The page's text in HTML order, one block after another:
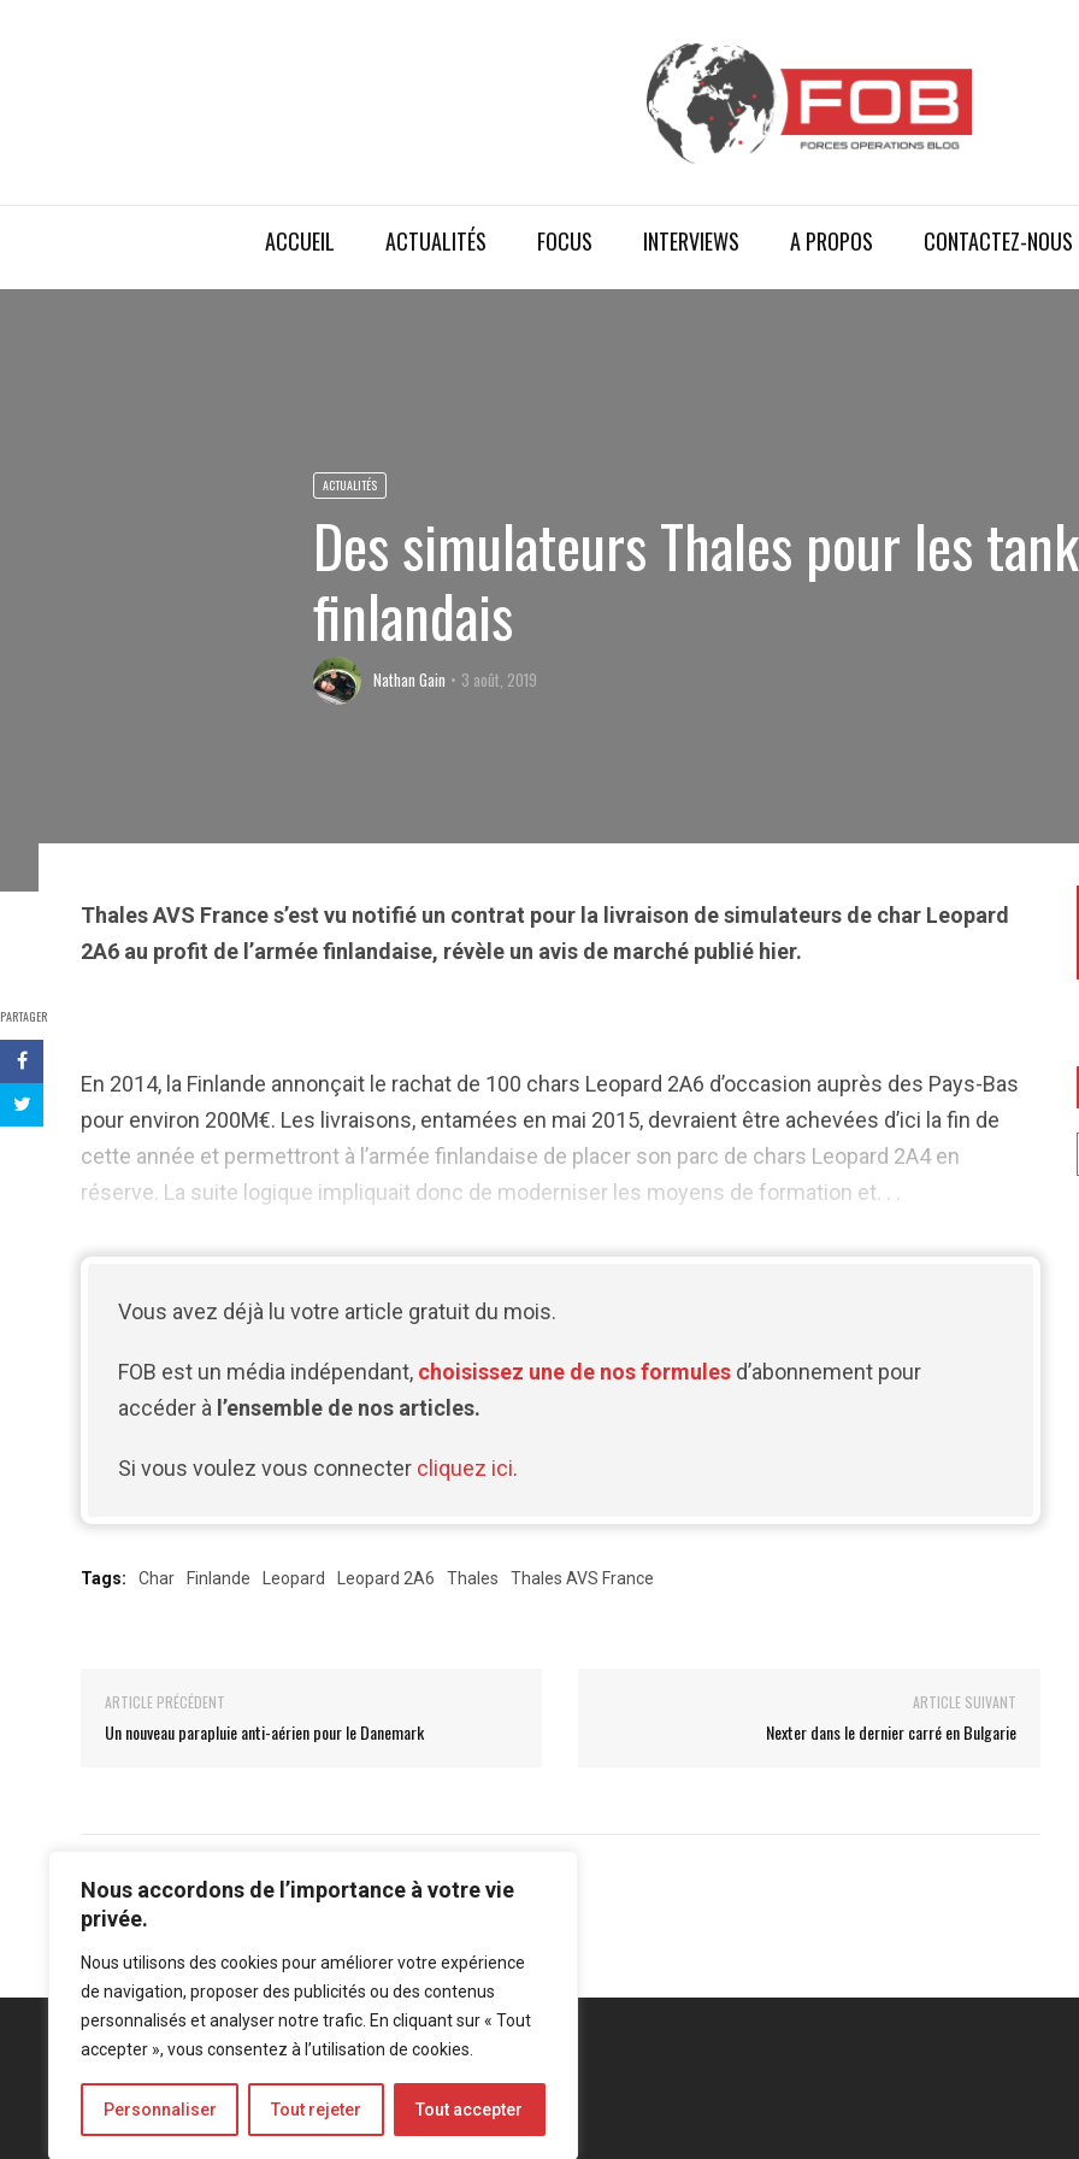
Nous accordons de l’importance à votre vie
privée.
Nous utilisons des cookies pour améliorer votre expérience
de navigation, proposer des publicités ou des contenus
personnalisés et analyser notre trafic. En cliquant sur « Tout
accepter », vous consentez à l’utilisation de cookies.
Personnaliser Tout rejeter Tout accepter
ACCUEIL ACTUALITÉS FOCUS INTERVIEWS A PROPOS CONTACTEZ-NOUS
ACTUALITÉS
Des simulateurs Thales pour les
finlandais
Nathan Gain 3 août, 2019
PARTAGER
Thales AVS France s’est vu notifié un contrat pour la livraison de simulateurs de char Leopard
2A6 au profit de l’armée finlandaise, révèle un avis de marché publié hier.
En 2014, la Finlande annonçait le rachat de 100 chars Leopard 2A6 d’occasion auprès des Pays-Bas
pour environ 200M€. Les livraisons, entamées en mai 2015, devraient être achevées d’ici la fin de
cette année et permettront à l’armée finlandaise de placer son parc de chars Leopard 2A4 en
réserve. La suite logique impliquait donc de moderniser les moyens de formation et. . .
Vous avez déjà lu votre article gratuit du mois.
FOB est un média indépendant, choisissez une de nos formulesd’abonnement pour
accéder à l’ensemble de nos articles.
Si vous voulez vous connecter cliquez ici.
Tags: Char Finlande Leopard Leopard 2A6 Thales Thales AVS France
ARTICLE PRÉCÉDENT
Un nouveau parapluie anti-aérien pour le Danemark
ARTICLE SUIVANT
Nexter dans le dernier carré en Bulgarie
Mentions légales-Politique de confidentialité